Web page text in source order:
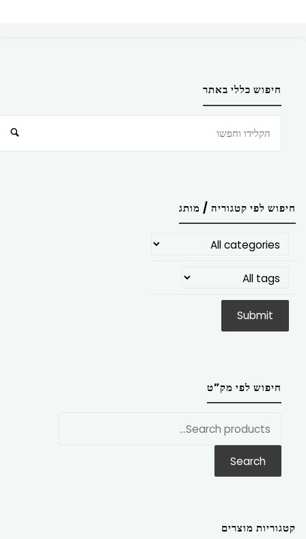
חיפוש כללי באתר
חיפוש לפי קטגוריה / מותג
חיפוש לפי מק”ט
Search
קטגוריות מוצרים